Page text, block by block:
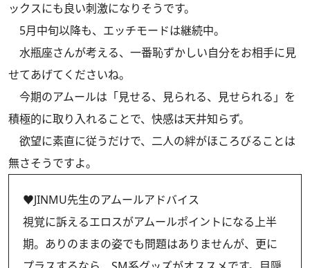
ックスにも良い刺激になりそうです。
5月中旬以降も、エッチモードは継続中。
水瓶座さんが考える、一番恥ずかしい自分をお相手に見
せてあげてくださいね。
今期のアムールは「見せる、見られる、見せられる」を
積極的に取り入れることで、快感は天井知らず。
欲望に素直に従うだけで、二人の絆がほころびることは
無さそうですよ。
♥JINMU先生のアムールアドバイス
視覚に訴えるエロスがアムールポイントになる上半
期。ありのままの姿でも問題はありませんが、更に